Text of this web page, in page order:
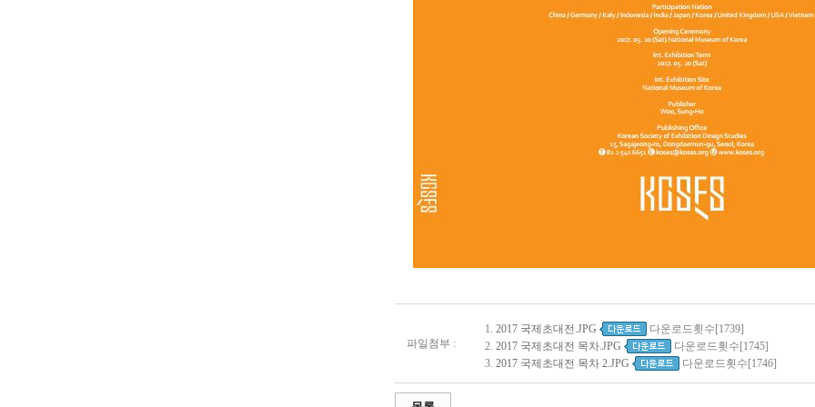
파일첨부 :
1. 2017 국제초대전.JPG
다운로드횟수[1739]
2. 2017 국제초대전 목차.JPG
다운로드횟수[1745]
3. 2017 국제초대전 목차 2.JPG 다운로드횟수[1746]